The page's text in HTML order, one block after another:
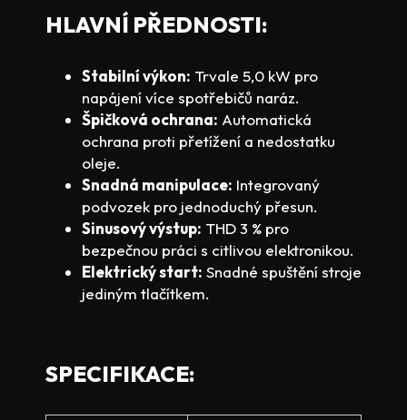
HLAVNÍ PŘEDNOSTI:
Stabilní výkon: Trvale 5,0 kW pro
napájení více spotřebičů naráz.
Špičková ochrana: Automatická
ochrana proti přetížení a nedostatku
oleje.
Snadná manipulace: Integrovaný
podvozek pro jednoduchý přesun.
Sinusový výstup: THD 3 % pro
bezpečnou práci s citlivou elektronikou.
Elektrický start: Snadné spuštění stroje
jediným tlačítkem.
SPECIFIKACE: